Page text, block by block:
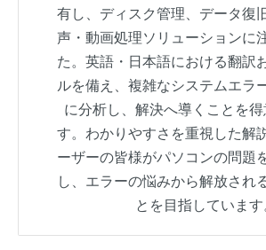
有し、ディスク管理、データ復
声・動画処理ソリューションに
た。英語・日本語における翻訳
ルを備え、複雑なシステムエラ
に分析し、解決へ導くことを得
す。わかりやすさを重視した解
ーザーの皆様がパソコンの問題
し、エラーの悩みから解放され
とを目指しています